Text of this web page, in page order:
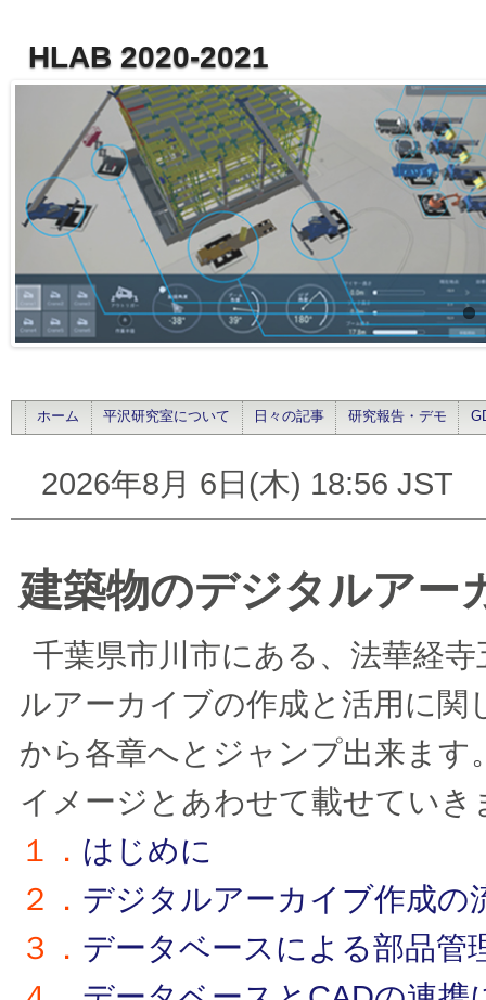
HLAB 2020-2021
ホーム 平沢研究室について 日々の記事 研究報告・デモ
2026年8月 6日(木) 18:56 JST
建築物のデジタルアー
千葉県市川市にある、法華経
ルアーカイブの作成と活用に
から各章へとジャンプ出来ます
イメージとあわせて載せていき
１． はじめに
２． デジタルアーカイブ作成の
３． データベースによる部品管